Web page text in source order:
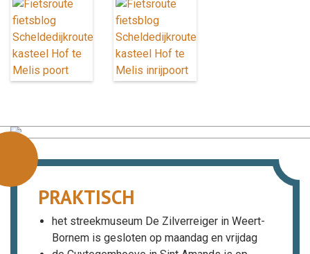
PRAKTISCH
het streekmuseum De Zilverreiger in Weert-
Bornem is gesloten op maandag en vrijdag